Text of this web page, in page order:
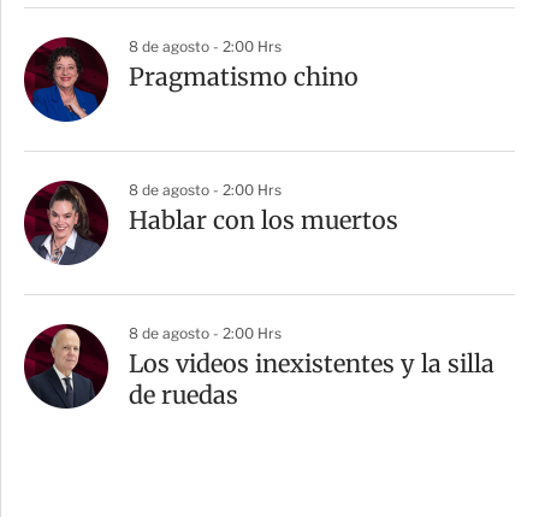
8 de agosto - 2:00 Hrs
Pragmatismo chino
8 de agosto - 2:00 Hrs
Hablar con los muertos
8 de agosto - 2:00 Hrs
Los videos inexistentes y la silla
de ruedas